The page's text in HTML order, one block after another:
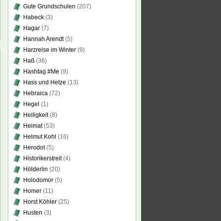
Gute Grundschulen (207)
Habeck (3)
Hagar (7)
Hannah Arendt(5)
Harzreise im Winter (9)
Haß (36)
Hashtag #Me (9)
Hass und Hetze (13)
Hebraica (72)
Hegel (1)
Heiligkeit(8)
Heimat(53)
Helmut Kohl (16)
Herodot(5)
Historikerstreit(4)
Hölderlin (20)
Holodomor (5)
Homer (11)
Horst Köhler (25)
Husten (3)